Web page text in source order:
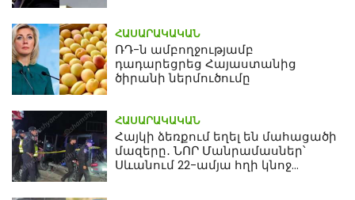
ՀԱՍԱՐԱԿԱԿԱՆ
ՌԴ-ն ամբողջությամբ
դադարեցրեց Հայաստանից
ծիրանի ներմուծումը
ՀԱՍԱՐԱԿԱԿԱՆ
Հայկի ձեռքում եղել են մահացածի
մազերը․ ՆՈՐ Մանրամասներ՝
Սևանում 22-ամյա հղի կնոջ